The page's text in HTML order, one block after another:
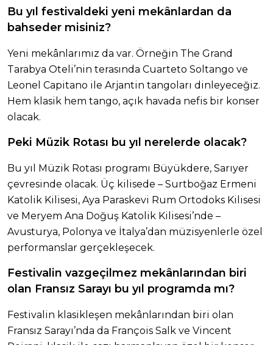
Bu yıl festivaldeki yeni mekânlardan da
bahseder misiniz?
Yeni mekânlarımız da var. Örneğin The Grand
Tarabya Oteli’nin terasında Cuarteto Soltango ve
Leonel Capitano ile Arjantin tangoları dinleyeceğiz.
Hem klasik hem tango, açık havada nefis bir konser
olacak.
Peki Müzik Rotası bu yıl nerelerde olacak?
Bu yıl Müzik Rotası programı Büyükdere, Sarıyer
çevresinde olacak. Üç kilisede – Surtboğaz Ermeni
Katolik Kilisesi, Aya Paraskevi Rum Ortodoks Kilisesi
ve Meryem Ana Doğuş Katolik Kilisesi’nde –
Avusturya, Polonya ve İtalya’dan müzisyenlerle özel
performanslar gerçekleşecek.
Festivalin vazgeçilmez mekânlarından biri
olan Fransız Sarayı bu yıl programda mı?
Festivalin klasikleşen mekânlarından biri olan
Fransız Sarayı’nda da François Salk ve Vincent